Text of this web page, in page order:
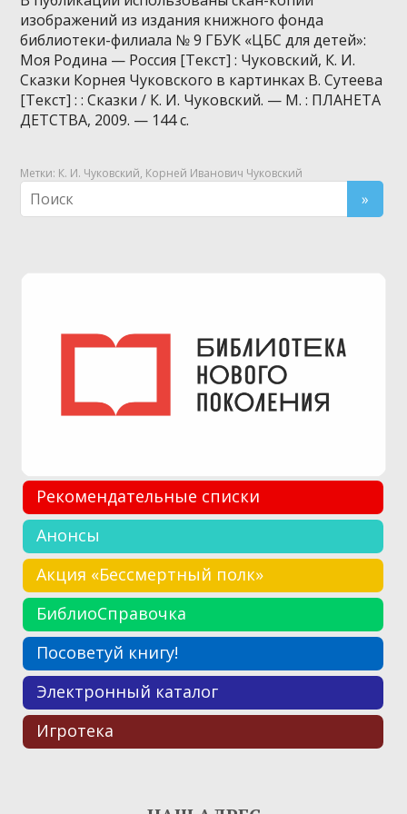
изображений из издания книжного фонда
библиотеки-филиала № 9 ГБУК «ЦБС для детей»:
Моя Родина — Россия [Текст] : Чуковский, К. И.
Сказки Корнея Чуковского в картинках В. Сутеева
[Текст] : : Сказки / К. И. Чуковский. — М. : ПЛАНЕТА
ДЕТСТВА, 2009. — 144 с.
Метки: К. И. Чуковский, Корней Иванович Чуковский
Рекомендательные списки
Анонсы
Акция «Бессмертный полк»
БиблиоСправочка
Посоветуй книгу!
Электронный каталог
Игротека